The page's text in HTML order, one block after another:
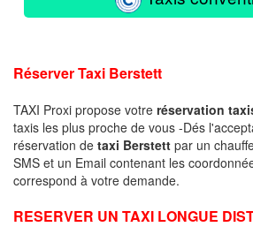
Réserver Taxi Berstett
TAXI Proxi propose votre réservation
taxis les plus proche de vous -Dés
réservation de taxi Berstett par un
SMS et un Email contenant les
correspond à votre demande.
RESERVER UN TAXI LONGUE